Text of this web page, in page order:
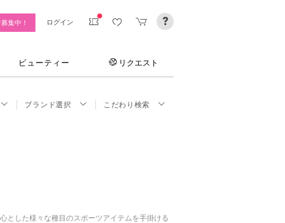
集中！ ログイン
ビューティー リクエスト
ブランド選択 こだわり検索
とした様々な種目のスポーツアイテムを手掛ける